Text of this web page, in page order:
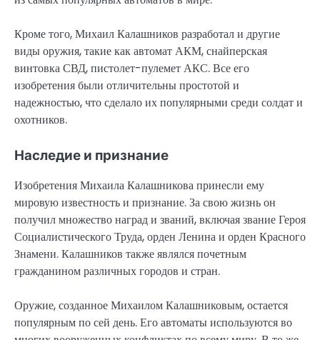
Кроме того, Михаил Калашников разработал и другие
виды оружия, такие как автомат АКМ, снайперская
винтовка СВД, пистолет-пулемет АКС. Все его
изобретения были отличительны простотой и
надежностью, что сделало их популярными среди солдат и
охотников.
Наследие и признание
Изобретения Михаила Калашникова принесли ему
мировую известность и признание. За свою жизнь он
получил множество наград и званий, включая звание Героя
Социалистического Труда, орден Ленина и орден Красного
Знамени. Калашников также являлся почетным
гражданином различных городов и стран.
Оружие, созданное Михаилом Калашниковым, остается
популярным по сей день. Его автоматы используются во